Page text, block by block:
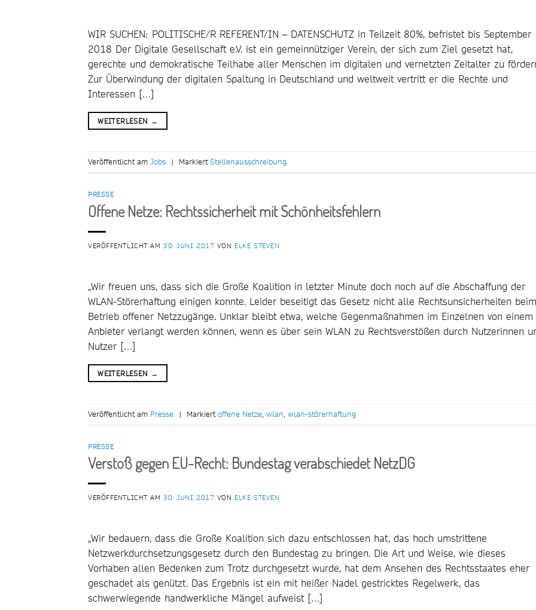
WIR SUCHEN: POLITISCHE/R REFERENT/IN – DATENSCHUTZ in Teilzeit 80%, befristet bis September
2018 Der Digitale Gesellschaft e.V. ist ein gemeinnütziger Verein, der sich zum Ziel gesetzt hat,
gerechte und demokratische Teilhabe aller Menschen im digitalen und vernetzten Zeitalter zu
Zur Überwindung der digitalen Spaltung in Deutschland und weltweit vertritt er die Rechte und
Interessen […]
WEITERLESEN →
Veröffentlicht am Jobs | MarkiertStellenausschreibung
PRESSE
Offene Netze: Rechtssicherheit mit Schönheitsfehlern
VERÖFFENTLICHT AM30. JUNI 2017 VON ELKE STEVEN
„Wir freuen uns, dass sich die Große Koalition in letzter Minute doch noch auf die Abschaffung der
WLAN-Störerhaftung einigen konnte. Leider beseitigt das Gesetz nicht alle Rechtsunsicherheiten beim
Betrieb offener Netzzugänge. Unklar bleibt etwa, welche Gegenmaßnahmen im Einzelnen von einem
Anbieter verlangt werden können, wenn es über sein WLAN zu Rechtsverstößen durch Nutzerinnen
Nutzer […]
WEITERLESEN →
Veröffentlicht am Presse | Markiertoffene Netze, wlan, wlan-störerhaftung
PRESSE
Verstoß gegen EU-Recht: Bundestag verabschiedet NetzDG
VERÖFFENTLICHT AM30. JUNI 2017 VON ELKE STEVEN
„Wir bedauern, dass die Große Koalition sich dazu entschlossen hat, das hoch umstrittene
Netzwerkdurchsetzungsgesetz durch den Bundestag zu bringen. Die Art und Weise, wie dieses
Vorhaben allen Bedenken zum Trotz durchgesetzt wurde, hat dem Ansehen des Rechtsstaates eher
geschadet als genützt. Das Ergebnis ist ein mit heißer Nadel gestricktes Regelwerk, das
schwerwiegende handwerkliche Mängel aufweist […]